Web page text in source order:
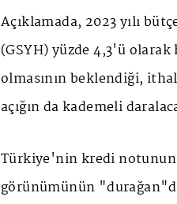
Açıklamada, 2023 yılı
(GSYH) yüzde 4,3'ü
olmasının beklendiği,
açığın da kademeli
Türkiye'nin kredi
görünümünün